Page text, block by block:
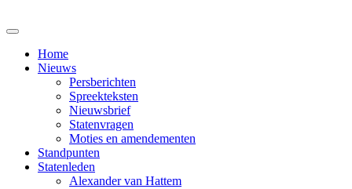
Home
Nieuws
Persberichten
Spreekteksten
Nieuwsbrief
Statenvragen
Moties en amendementen
Standpunten
Statenleden
Alexander van Hattem